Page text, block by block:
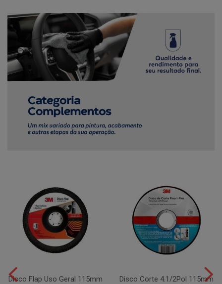
Disco Flap Uso Geral 115mm
Disco Corte 4.1/2Pol 115mm